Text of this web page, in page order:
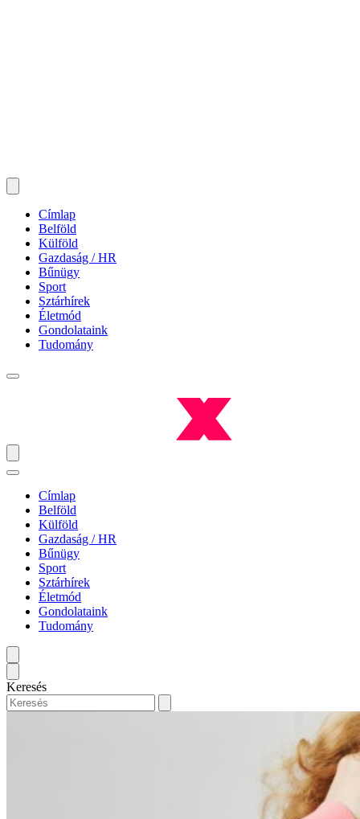
Címlap
Belföld
Külföld
Gazdaság / HR
Bűnügy
Sport
Sztárhírek
Életmód
Gondolataink
Tudomány
Címlap
Belföld
Külföld
Gazdaság / HR
Bűnügy
Sport
Sztárhírek
Életmód
Gondolataink
Tudomány
Keresés